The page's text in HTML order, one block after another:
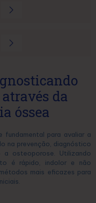
da
óssea
fundamental para avaliar a
na prevenção, diagnóstico
osteoporose. Utilizando
é rápido, indolor e não
mais eficazes para